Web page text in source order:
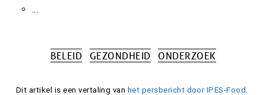
...
BELEID GEZONDHEID ONDERZOEK
Attributie
Dit artikel is een vertaling van het persbericht door IPES-Food